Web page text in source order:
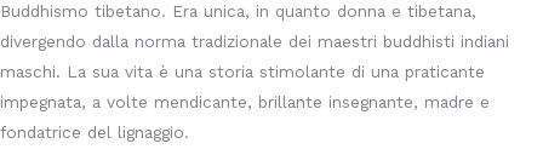
Buddhismo tibetano. Era unica, in quanto donna e tibetana,
divergendo dalla norma tradizionale dei maestri buddhisti indiani
maschi. La sua vita è una storia stimolante di una praticante
impegnata, a volte mendicante, brillante insegnante, madre e
fondatrice del lignaggio.